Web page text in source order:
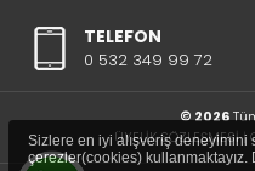
TELEFON
0 532 349 99 72
© 2026
ÜYELİK SÖZLEŞMESİ|
Sizlere en iyi alışveriş deneyimini
çerezler(cookies) kullanmaktayız.